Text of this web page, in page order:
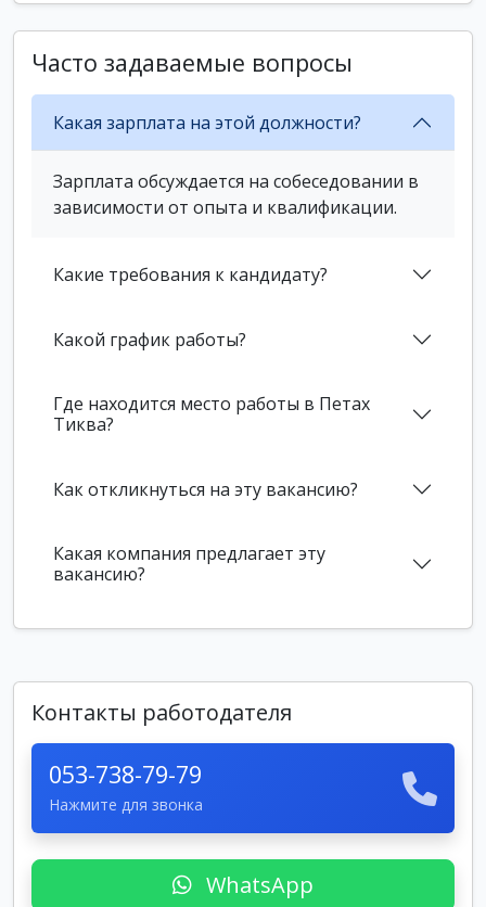
Часто задаваемые вопросы
Какая зарплата на этой должности?
Зарплата обсуждается на собеседовании в
зависимости от опыта и квалификации.
Какие требования к кандидату?
Какой график работы?
Где находится место работы в Петах
Тиква?
Как откликнуться на эту вакансию?
Какая компания предлагает эту
вакансию?
Контакты работодателя
053-738-79-79
Нажмите для звонка
WhatsApp